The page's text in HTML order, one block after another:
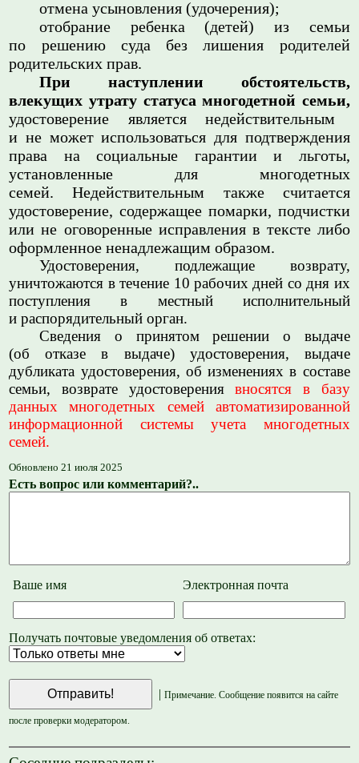
отмена усыновления (удочерения);
отобрание ребенка (детей) из семьи
по решению суда без лишения родителей
родительских прав.
При наступлении обстоятельств,
влекущих утрату статуса многодетной семьи,
удостоверение является недействительным
и не может использоваться для подтверждения
права на социальные гарантии и льготы,
установленные для многодетных
семей.Недействительным также считается
удостоверение, содержащее помарки, подчистки
или не оговоренные исправления в тексте либо
оформленное ненадлежащим образом.
Удостоверения, подлежащие возврату,
уничтожаются в течение 10 рабочих дней со дня их
поступления в местный исполнительный
и распорядительный орган.
Сведения о принятом решении о выдаче
(об отказе в выдаче) удостоверения, выдаче
дубликата удостоверения, об изменениях в составе
семьи, возврате удостоверениявносятся в базу
данных многодетных семей автоматизированной
информационной системы учета многодетных
семей.
Обновлено 21 июля 2025
Есть вопрос или комментарий?..
Ваше имя Электронная почта
Получать почтовые уведомления об ответах:
Примечание. Сообщение появится на сайте
после проверки модератором.